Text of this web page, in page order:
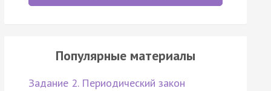
Популярные материалы
Задание 2. Периодический закон